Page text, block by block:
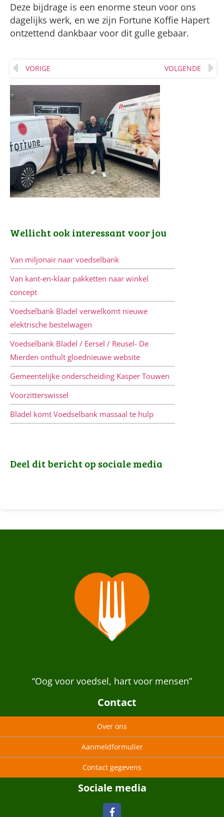
Deze bijdrage is een enorme steun voor ons
dagelijks werk, en we zijn Fortune Koffie Hapert
ontzettend dankbaar voor dit gulle gebaar.
VORIGE VOLGENDE
Wellicht ook interessant voor jou
Van miljonair naar voedselbank
Van kant-en-klaar pakketten naar winkel
concept
Voedselbank Bladel verwelkomt nieuwe
elektrische bestelwagen
Voedselbank Bladel / Eersel / Reusel- De
Mierden onthult gloednieuwe website
Gemeentelijke onderscheiding Kasper Touwen
Voorzitterswissel
Bladel komt Voedselbank massaal te hulp
Deel dit bericht op sociale media
“Oog voor voedsel, hart voor mensen”
Contact
Over ons
Aanmeldformulier
Contact gegevens
Sociale media